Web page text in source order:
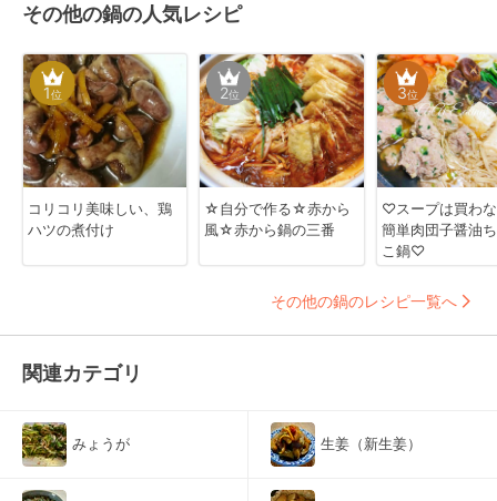
その他の鍋の人気レシピ
1位
コリコリ美味しい、鶏
ハツの煮付け
2位
☆自分で作る☆赤から
風☆赤から鍋の三番
3位
♡スープは買わ
簡単肉団子醤油
こ鍋♡
その他の鍋のレシピ一覧へ
関連カテゴリ
みょうが 生姜（新生姜）